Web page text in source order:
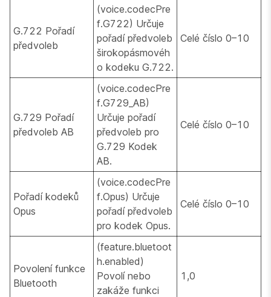
G.722 Pořadí
předvoleb
(voice.codecPre
f.G722) Určuje
pořadí předvoleb
širokopásmovéh
o kodeku G.722.
Celé číslo 0–10
G.729 Pořadí
předvoleb AB
(voice.codecPre
f.G729_AB)
Určuje pořadí
předvoleb pro
G.729 Kodek
AB.
Celé číslo 0–10
Pořadí kodeků
Opus
(voice.codecPre
f.Opus) Určuje
pořadí předvoleb
pro kodek Opus.
Celé číslo 0–10
Povolení funkce
Bluetooth
(feature.bluetoot
h.enabled)
Povolí nebo
zakáže funkci
1,0